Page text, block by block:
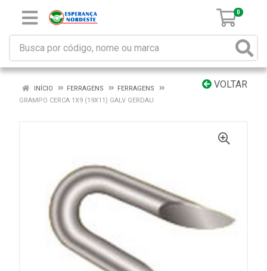
0
VOLTAR
INÍCIO FERRAGENS
FERRAGENS
GRAMPO CERCA 1X9 (19X11) GALV GERDAU